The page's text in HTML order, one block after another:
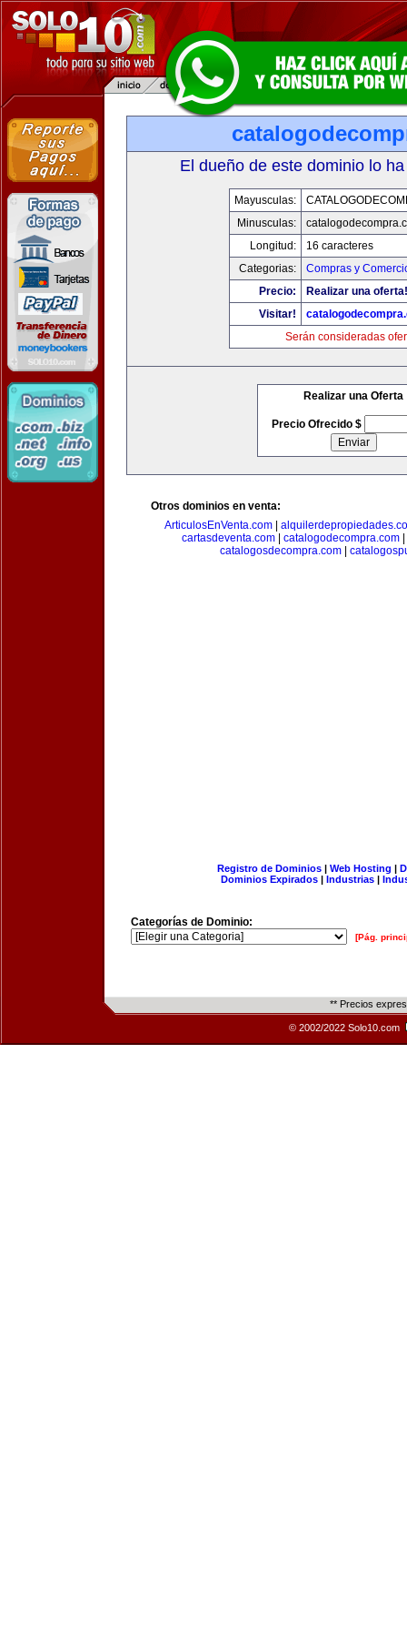
El dueño de este dominio lo
Mayusculas:
Minusculas:
Longitud:
16 caracteres
Categorias:
Compras y
Precio:
Realizar una oferta!
Visitar!
Serán consideradas
Realizar una Oferta
Precio Ofrecido $
Otros dominios en venta:
ArticulosEnVenta.com
cartasdeventa.com
catalogodecompra.com
catalogosdecompra.com
Registro de Dominios| Web Hosting |
Dominios Expirados | Industrias |
Categorías de Dominio:
[Pág.
** Precios
© 2002/2022 Solo10.com